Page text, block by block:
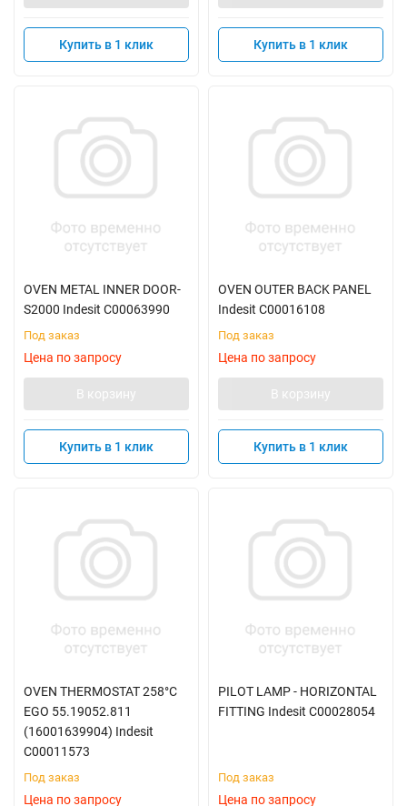
Купить в 1 клик Купить в 1 клик
OVEN METAL INNER DOOR-
S2000 Indesit C00063990
Под заказ
Цена по запросу
В корзину
Купить в 1 клик
OVEN OUTER BACK PANEL
Indesit C00016108
Под заказ
Цена по запросу
В корзину
Купить в 1 клик
OVEN THERMOSTAT 258°C
EGO 55.19052.811
(16001639904) Indesit
C00011573
Под заказ
Цена по запросу
PILOT LAMP - HORIZONTAL
FITTING Indesit C00028054
Под заказ
Цена по запросу